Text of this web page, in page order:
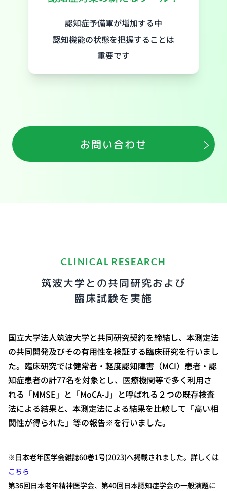
認知症予備軍が増加する中
認知機能の状態を把握することは
重要です
お問い合わせ
CLINICAL RESEARCH
筑波大学との共同研究および
臨床試験を実施
国立大学法人筑波大学と共同研究契約を締結し、本測定法
の共同開発及びその有用性を検証する臨床研究を行いまし
た。臨床研究では健常者・軽度認知障害（MCI）患者・認
知症患者の計77名を対象とし、医療機関等で多く利用さ
れる「MMSE」と「MoCA-J」と呼ばれる２つの既存検査
法による結果と、本測定法による結果を比較して「高い相
関性が得られた」等の報告※を行いました。
※日本老年医学会雑誌60巻1号(2023)へ掲載されました。詳しくは
こちら
第36回日本老年精神医学会、第40回日本認知症学会の一般演題に